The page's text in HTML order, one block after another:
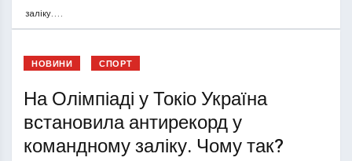
заліку.…
НОВИНИ СПОРТ
На Олімпіаді у Токіо Україна
встановила антирекорд у
командному заліку. Чому так?